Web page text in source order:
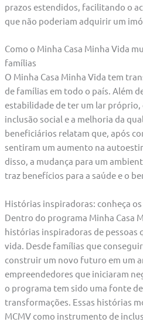
prazos estendidos, facilitando o
que não poderiam adquirir um
Como o Minha Casa Minha Vida
famílias
O Minha Casa Minha Vida tem
de famílias em todo o país. Além
estabilidade de ter um lar
inclusão social e a melhoria da
beneficiários relatam que, após
sentiram um aumento na
disso, a mudança para um
traz benefícios para a saúde e o
Histórias inspiradoras: conheça
Dentro do programa Minha Casa
histórias inspiradoras de pessoas
vida. Desde famílias que
construir um novo futuro em um
empreendedores que iniciaram
o programa tem sido uma fonte
transformações. Essas histórias
MCMV como instrumento de